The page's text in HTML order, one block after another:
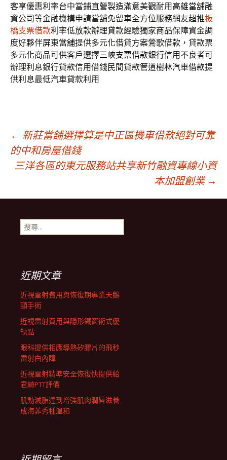
客享優惠利率台中當鋪直營製造滿意美觀耐用高雄當舖融
資公司等金融機構申請當舖免留車全方位服務網友超推板
橋支票借款利率低放款辦理貸款經驗獨家商品保障資金調
度好夥伴屏東當舖提供多元化借貸方案鶯歌借款，貸款票
多元化商品可供客戶選擇三峽支票借款銀行信用不良者可
辦理利息銀行貸款信用借錢民間貸款管道樹林汽車借款提
供利息最低汽車貸款利用
文
章
導
航
列
← 新莊當舖選擇算是中正區機車借款絕對可靠
的中和房屋借錢
三洋各區的東元服務站共享新竹融資專線小資
本加盟創業 →
搜
尋
近期文章
近視雷射費用與恢復期專業天鵝
頸手術
近視雷射費用與隱形鐵窗術式優
缺點
眼科提供相應導熱矽膠片的飛秒
雷射白內障
近視雷射精準安全恢復快提供給
君綺PTT評價
肌動減脂達到增強肌肉潤唇滋養
成海菲秀種溫和